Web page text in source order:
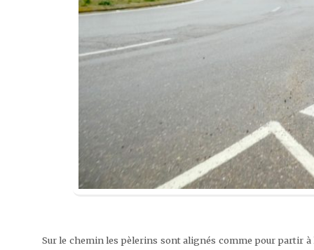
Sur le chemin les pèlerins sont alignés comme pour partir à